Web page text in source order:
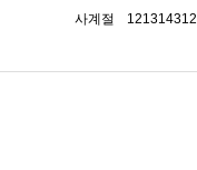
사계절